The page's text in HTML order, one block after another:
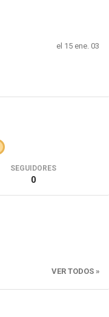
el 15 ene. 03
SEGUIDORES
0
VER TODOS »